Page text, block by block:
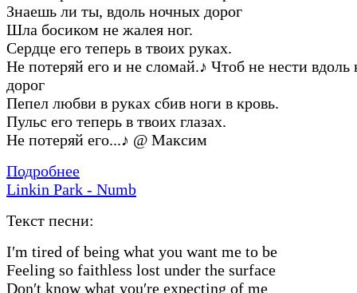
Знаешь ли ты, вдоль ночных дорог
Шла босиком не жалея ног.
Сердце его теперь в твоих руках.
Не потеряй его и не сломай.♪ Чтоб не нести вдоль
дорог
Пепел любви в руках сбив ноги в кровь.
Пульс его теперь в твоих глазах.
Не потеряй его...♪ @ Максим
Подробнее
Linkin Park - Numb
Текст песни:
I′m tired of being what you want me to be
Feeling so faithless lost under the surface
Don′t know what you′re expecting of me